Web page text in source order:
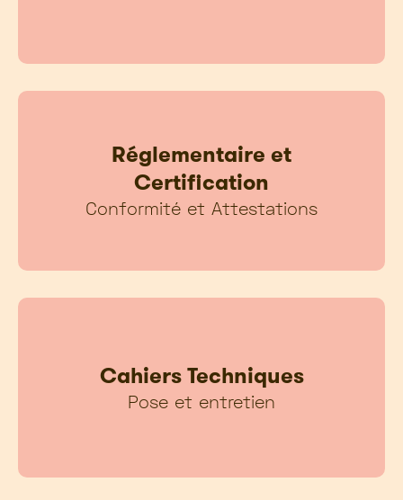
Réglementaire et
Certification
Conformité et Attestations
Cahiers Techniques
Pose et entretien